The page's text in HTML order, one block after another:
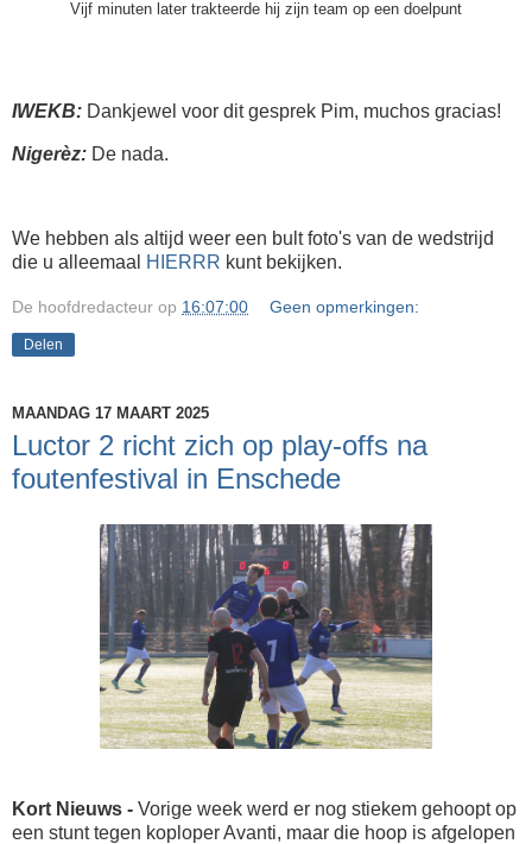
Vijf minuten later trakteerde hij zijn team op een doelpunt
IWEKB: Dankjewel voor dit gesprek Pim, muchos gracias!
Nigerèz: De nada.
We hebben als altijd weer een bult foto's van de wedstrijd
die u alleemaal
HIERRR kunt bekijken.
De hoofdredacteur op 16:07:00 Geen opmerkingen:
Delen
MAANDAG 17 MAART 2025
Luctor 2 richt zich op play-offs na
foutenfestival in Enschede
Kort Nieuws - Vorige week werd er nog stiekem gehoopt op
een stunt tegen koploper Avanti, maar die hoop is afgelopen